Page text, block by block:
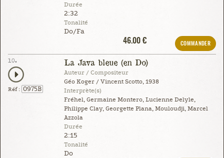
Durée
2:32
Tonalité
Do/Fa
46.00 €
COMMANDER
10.
Réf : 0975B
La Java bleue (en Do)
Auteur / Compositeur
Géo Koger / Vincent Scotto, 1938
Interprète(s)
Fréhel, Germaine Montero, Lucienne Delyle,
Philippe Clay, Georgette Plana, Mouloudji, Marcel
Azzola
Durée
2:15
Tonalité
Do